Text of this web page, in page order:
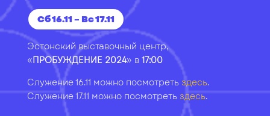
Сб 16.11 – Вс 17.11
Эстонский выставочный центр,
«ПРОБУЖДЕНИЕ 2024» в 17:00
Служение 16.11 можно посмотреть здесь.
Служение 17.11 можно посмотреть здесь.